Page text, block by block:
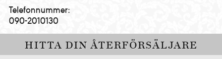
Telefonnummer:
090-2010130
HITTA DIN ÅTERFÖRSÄLJARE